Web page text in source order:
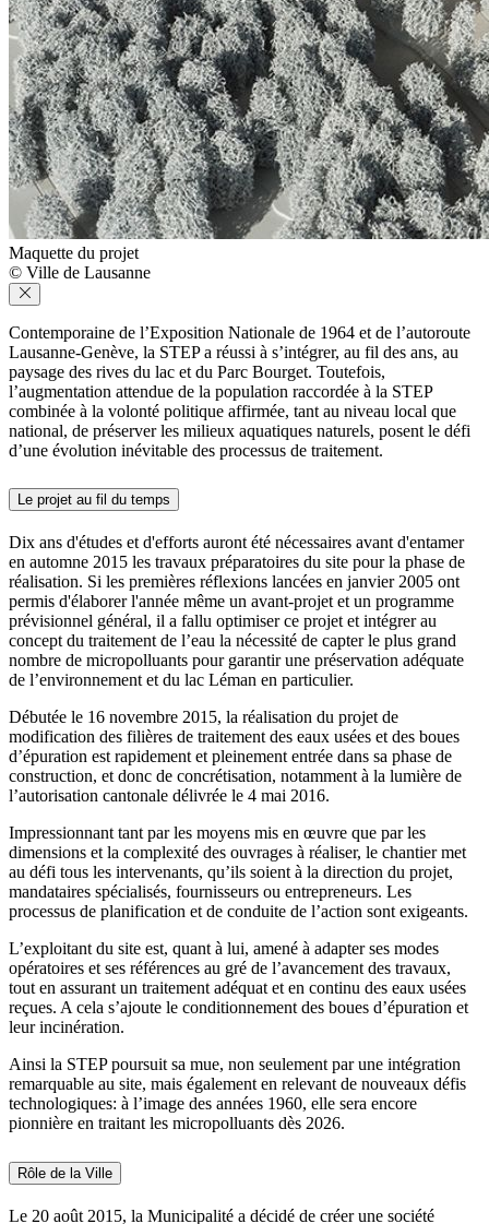
Maquette du projet
© Ville de Lausanne
Contemporaine de l’Exposition Nationale de 1964 et de l’autoroute
Lausanne-Genève, la STEP a réussi à s’intégrer, au fil des ans, au
paysage des rives du lac et du Parc Bourget. Toutefois,
l’augmentation attendue de la population raccordée à la STEP
combinée à la volonté politique affirmée, tant au niveau local que
national, de préserver les milieux aquatiques naturels, posent le défi
d’une évolution inévitable des processus de traitement.
Le projet au fil du temps
Dix ans d'études et d'efforts auront été nécessaires avant d'entamer
en automne 2015 les travaux préparatoires du site pour la phase de
réalisation. Si les premières réflexions lancées en janvier 2005 ont
permis d'élaborer l'année même un avant-projet et un programme
prévisionnel général, il a fallu optimiser ce projet et intégrer au
concept du traitement de l’eau la nécessité de capter le plus grand
nombre de micropolluants pour garantir une préservation adéquate
de l’environnement et du lac Léman en particulier.
Débutée le 16 novembre 2015, la réalisation du projet de
modification des filières de traitement des eaux usées et des boues
d’épuration est rapidement et pleinement entrée dans sa phase de
construction, et donc de concrétisation, notamment à la lumière de
l’autorisation cantonale délivrée le 4 mai 2016.
Impressionnant tant par les moyens mis en œuvre que par les
dimensions et la complexité des ouvrages à réaliser, le chantier met
au défi tous les intervenants, qu’ils soient à la direction du projet,
mandataires spécialisés, fournisseurs ou entrepreneurs. Les
processus de planification et de conduite de l’action sont exigeants.
L’exploitant du site est, quant à lui, amené à adapter ses modes
opératoires et ses références au gré de l’avancement des travaux,
tout en assurant un traitement adéquat et en continu des eaux usées
reçues. A cela s’ajoute le conditionnement des boues d’épuration et
leur incinération.
Ainsi la STEP poursuit sa mue, non seulement par une intégration
remarquable au site, mais également en relevant de nouveaux défis
technologiques: à l’image des années 1960, elle sera encore
pionnière en traitant les micropolluants dès 2026.
Rôle de la Ville
Le 20 août 2015, la Municipalité a décidé de créer une société